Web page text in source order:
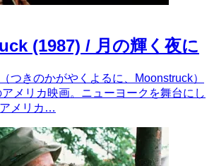
(1987) / 月の輝く夜に
つきのかがやくよるに、Moonstruck）
メリカ映画。ニューヨークを舞台にし
メリカ…